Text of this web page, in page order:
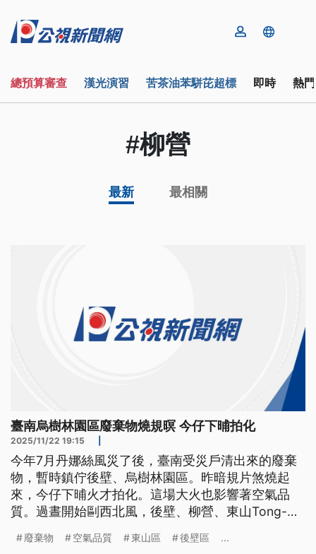
總預算審查 漢光演習 苦茶油苯駢芘超標 即時 熱
#柳營
最新 最相關
臺南烏樹林園區廢棄物燒規暝 今仔下晡拍化
2025/11/22 19:15
今年7月丹娜絲風災了後，臺南受災戶清出來的廢棄
物，暫時鎮佇後壁、烏樹林園區。昨暗規片煞燒起
來，今仔下晡火才拍化。這場大火也影響著空氣品
質。過晝開始剾西北風，後壁、柳營、東山Tong-
[[NS]] 大火伴隨濃煙不斷竄出，火光點亮黑夜也讓鄰
廢棄物 空氣品質 東山區 後壁區 ...